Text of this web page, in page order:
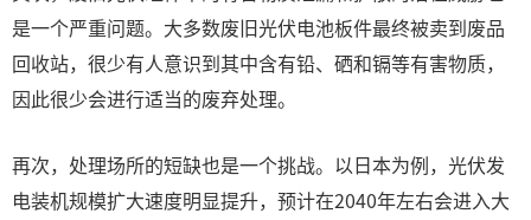
是一个严重问题。大多数废旧光伏电池板件最终被卖到废品
回收站，很少有人意识到其中含有铅、硒和镉等有害物质，
因此很少会进行适当的废弃处理。
再次，处理场所的短缺也是一个挑战。以日本为例，光伏发
电装机规模扩大速度明显提升，预计在2040年左右会进入大